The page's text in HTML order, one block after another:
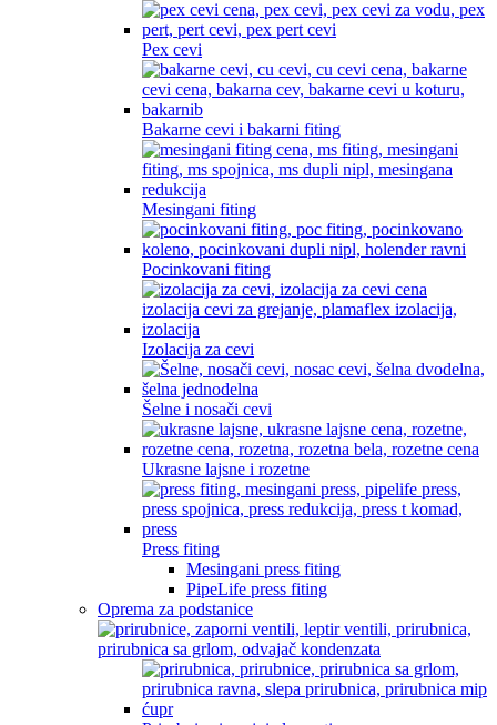
Pex cevi
Bakarne cevi i bakarni fiting
Mesingani fiting
Pocinkovani fiting
Izolacija za cevi
Šelne i nosači cevi
Ukrasne lajsne i rozetne
Press fiting
Mesingani press fiting
PipeLife press fiting
Oprema za podstanice